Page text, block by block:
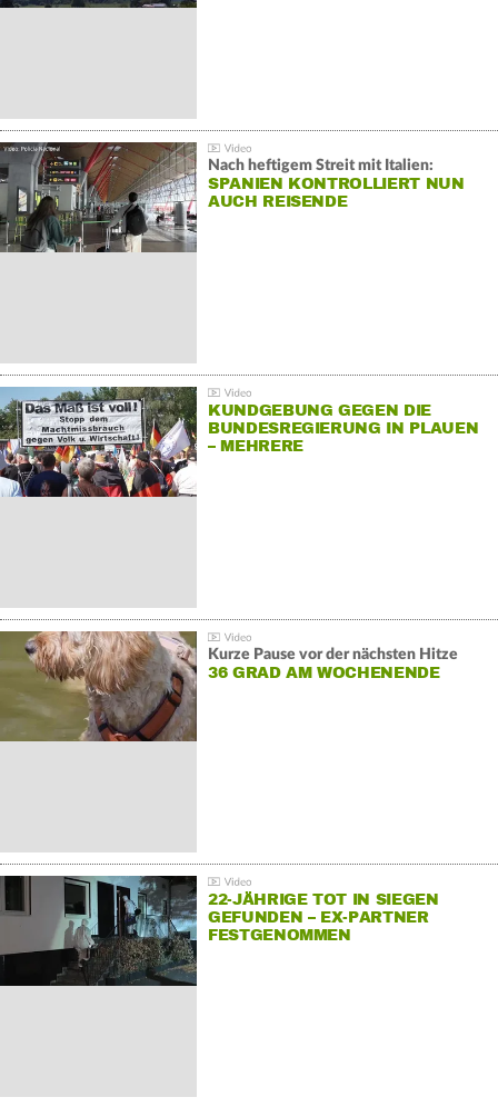
Nach heftigem Streit mit Italien:
SPANIEN KONTROLLIERT NUN
AUCH REISENDE
KUNDGEBUNG GEGEN DIE
BUNDESREGIERUNG IN PLAUEN
– MEHRERE
Kurze Pause vor der nächsten Hitze
36 GRAD AM WOCHENENDE
22-JÄHRIGE TOT IN SIEGEN
GEFUNDEN – EX-PARTNER
FESTGENOMMEN